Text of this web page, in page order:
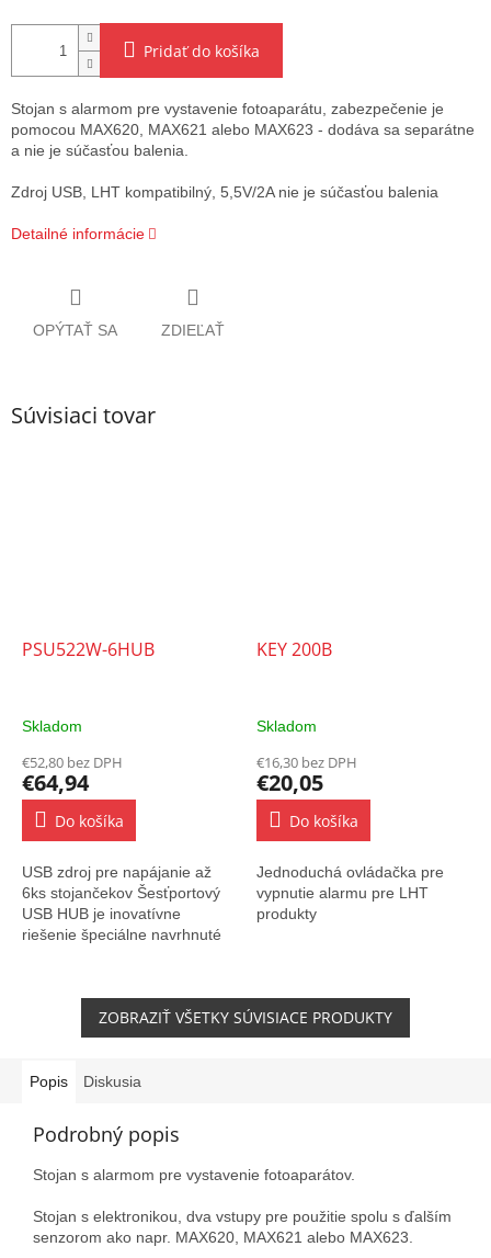
Pridať do košíka
Stojan s alarmom pre vystavenie fotoaparátu, zabezpečenie je
pomocou MAX620, MAX621 alebo MAX623 - dodáva sa separátne
a nie je súčasťou balenia.
Zdroj USB, LHT kompatibilný, 5,5V/2A nie je súčasťou balenia
Detailné informácie
OPÝTAŤ SA ZDIEĽAŤ
Súvisiaci tovar
PSU522W-6HUB
Skladom
€52,80 bez DPH
€64,94
Do košíka
USB zdroj pre napájanie až
6ks stojančekov Šesťportový
USB HUB je inovatívne
riešenie špeciálne navrhnuté
šiestimi portami...
KEY 200B
Skladom
€16,30 bez DPH
€20,05
Do košíka
Jednoduchá ovládačka pre
vypnutie alarmu pre LHT
produkty
ZOBRAZIŤ VŠETKY SÚVISIACE PRODUKTY
Popis Diskusia
Podrobný popis
Stojan s alarmom pre vystavenie fotoaparátov.
Stojan s elektronikou, dva vstupy pre použitie spolu s ďalším
senzorom ako napr. MAX620, MAX621 alebo MAX623.